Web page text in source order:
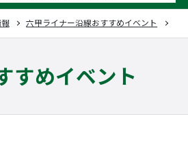
六甲ライナー沿線おすすめイベント
すめイベント